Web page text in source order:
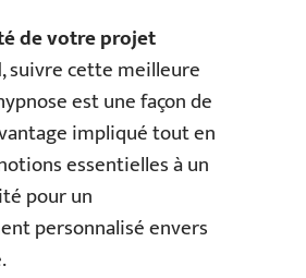
de votre projet
, suivre cette meilleure
est une façon de
impliqué tout en
essentielles à un
pour un
personnalisé envers